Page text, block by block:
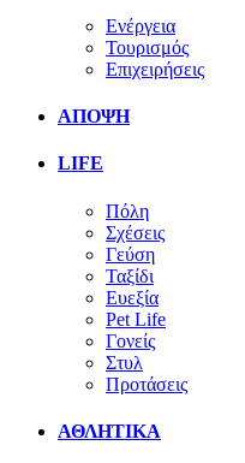
Ενέργεια
Τουρισμός
Επιχειρήσεις
ΑΠΟΨΗ
LIFE
Πόλη
Σχέσεις
Γεύση
Ταξίδι
Ευεξία
Pet Life
Γονείς
Στυλ
Προτάσεις
ΑΘΛΗΤΙΚΑ